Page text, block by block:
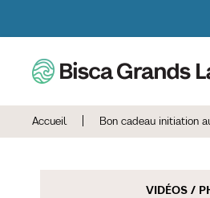
Accueil Bon cadeau initiation
VIDÉOS /